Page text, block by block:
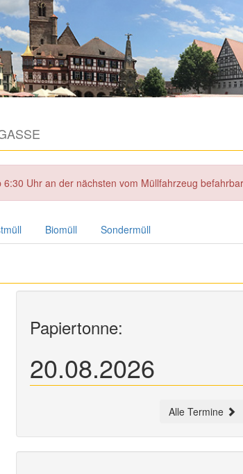
Uhr an der nächsten vom Müllfahrzeug
Biomüll Sondermüll
Papiertonne:
20.08.2026
Alle Termine